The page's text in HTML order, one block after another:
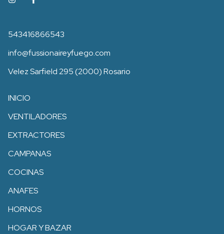
543416866543
info@fussionaireyfuego.com
Velez Sarfield 295 (2000) Rosario
INICIO
VENTILADORES
EXTRACTORES
CAMPANAS
COCINAS
ANAFES
HORNOS
HOGAR Y BAZAR